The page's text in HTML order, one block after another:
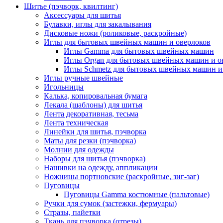
Шитье (пэчворк, квилтинг)
Аксессуары для шитья
Булавки, иглы для закалывания
Дисковые ножи (роликовые, раскройные)
Иглы для бытовых швейных машин и оверлоков
Иглы Gamma для бытовых швейных машин
Иглы Organ для бытовых швейных машин и
Иглы Schmetz для бытовых швейных машин и
Иглы ручные швейные
Игольницы
Калька, копировальная бумага
Лекала (шаблоны) для шитья
Лента декоративная, тесьма
Лента техническая
Линейки для шитья, пэчворка
Маты для резки (пэчворка)
Молнии для одежды
Наборы для шитья (пэчворка)
Нашивки на одежду, аппликации
Ножницы портновские (раскройные, зиг-заг)
Пуговицы
Пуговицы Gamma костюмные (пальтовые)
Ручки для сумок (застежки, фермуары)
Стразы, пайетки
Ткань для пэчворка (отрезы)